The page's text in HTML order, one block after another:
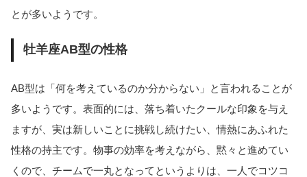
とが多いようです。
牡羊座AB型の性格
AB型は「何を考えているのか分からない」と言われることが
多いようです。表面的には、落ち着いたクールな印象を与え
ますが、実は新しいことに挑戦し続けたい、情熱にあふれた
性格の持主です。物事の効率を考えながら、黙々と進めてい
くので、チームで一丸となってというよりは、一人でコツコ